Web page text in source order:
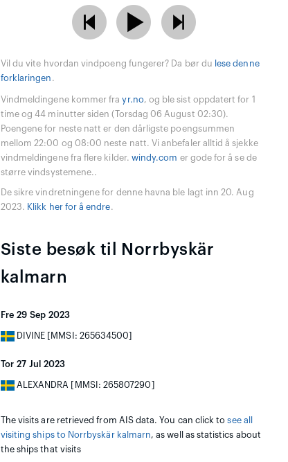
Vil du vite hvordan vindpoeng fungerer? Da bør du lese denne
forklaringen .
Vindmeldingene kommer frayr.no, og ble sist oppdatert for 1
time og 44 minutter siden (Torsdag 06 August 02:30).
Poengene for neste natt er den dårligste poengsummen
mellom 22:00 og 08:00 neste natt. Vi anbefaler alltid å sjekke
vindmeldingene fra flere kilder. windy.com er gode for å se de
større vindsystemene..
De sikre vindretningene for denne havna ble lagt inn 20. Aug
2023. Klikk her for å endre.
Siste besøk til Norrbyskär
kalmarn
Fre 29 Sep 2023
DIVINE [MMSI: 265634500]
Tor 27 Jul 2023
ALEXANDRA [MMSI: 265807290]
The visits are retrieved from AIS data. You can click tosee all
visiting ships to Norrbyskär kalmarn, as well as statistics about
the ships that visits